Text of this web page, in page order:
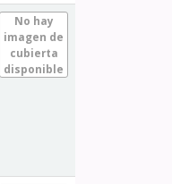
No hay
imagen de
cubierta
disponible